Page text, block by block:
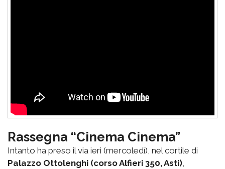
Rassegna “Cinema Cinema”
Intanto ha preso il via ieri (mercoledì), nel cortile di
Palazzo Ottolenghi (corso Alfieri 350, Asti),